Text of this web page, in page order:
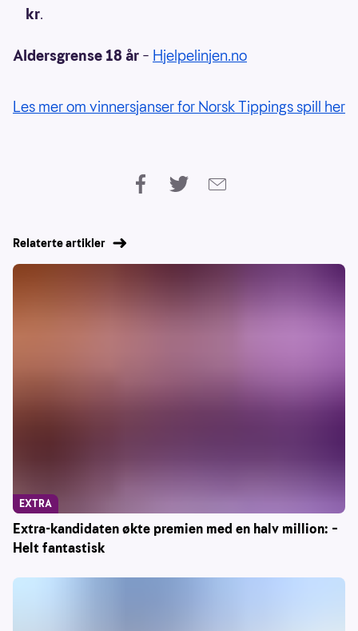
kr.
Aldersgrense 18 år – Hjelpelinjen.no
Les mer om vinnersjanser for Norsk Tippings spill her
Relaterte artikler
Extra-kandidaten økte premien med en halv million: –
Helt fantastisk
EXTRA